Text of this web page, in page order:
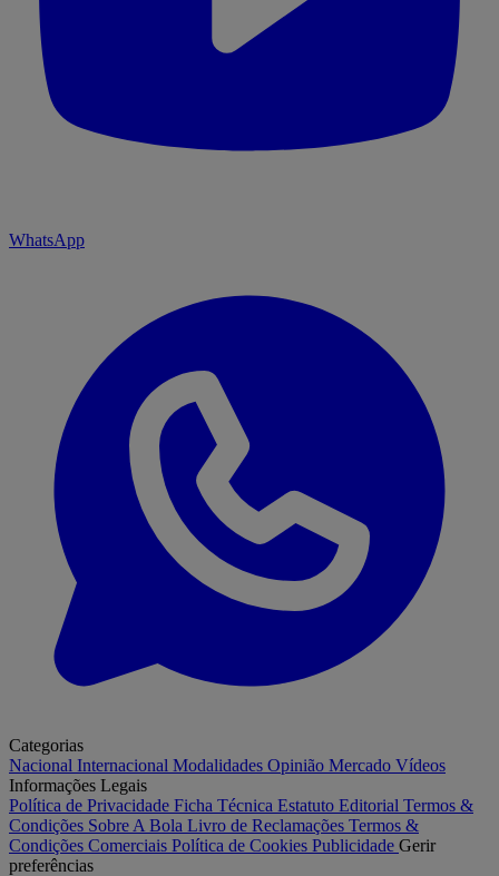
WhatsApp
Categorias
Nacional Internacional Modalidades Opinião Mercado Vídeos
Informações Legais
Política de Privacidade Ficha Técnica Estatuto Editorial Termos &
Condições Sobre A Bola Livro de Reclamações Termos &
Condições Comerciais Política de Cookies Publicidade Gerir
preferências